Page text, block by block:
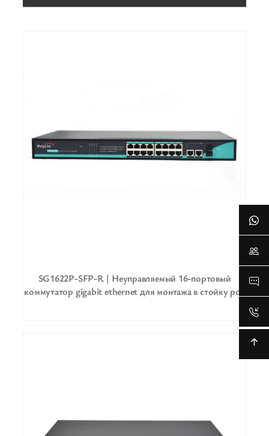
SG1622P-SFP-R | Неуправляемый 16-портовый
коммутатор gigabit ethernet для монтажа в стойку poe